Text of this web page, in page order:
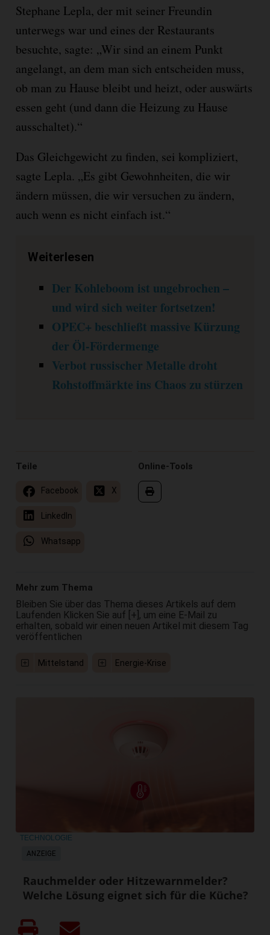
Stephane Lepla, der mit seiner Freundin
unterwegs war und eines der Restaurants
besuchte, sagte: „Wir sind an einem Punkt
angelangt, an dem man sich entscheiden muss,
ob man zu Hause bleibt und heizt, oder auswärts
essen geht (und dann die Heizung zu Hause
ausschaltet).“
Das Gleichgewicht zu finden, sei kompliziert,
sagte Lepla. „Es gibt Gewohnheiten, die wir
ändern müssen, die wir versuchen zu ändern,
auch wenn es nicht einfach ist.“
Weiterlesen
Der Kohleboom ist ungebrochen –
und wird sich weiter fortsetzen!
OPEC+ beschließt massive Kürzung
der Öl-Fördermenge
Verbot russischer Metalle droht
Rohstoffmärkte ins Chaos zu stürzen
Online-Tools
Teile
Facebook X
LinkedIn
Whatsapp
Mehr zum Thema
Bleiben Sie über das Thema dieses Artikels auf dem
Laufenden Klicken Sie auf [+], um eine E-Mail zu
erhalten, sobald wir einen neuen Artikel mit diesem Tag
veröffentlichen
Mittelstand Energie-Krise
ANZEIGE
TECHNOLOGIE
Rauchmelder oder Hitzewarnmelder?
Welche Lösung eignet sich für die Küche?